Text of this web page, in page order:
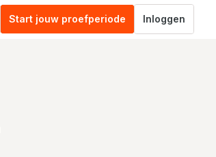
Start jouw proefperiode Inloggen